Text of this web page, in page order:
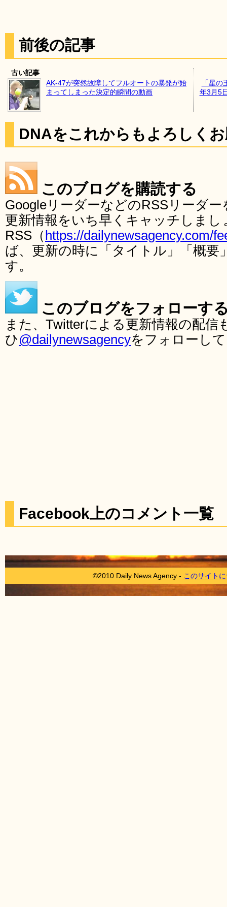
前後の記事
古い記事
AK-47が突然故障してフルオートの暴発が始
まってしまった決定的瞬間の動画
「星
年3月5
DNAをこれからもよろしく
このブログを購読する
GoogleリーダーなどのRSSリーダ
更新情報をいち早くキャッチしま
RSS（ https://dailynewsagency.com/
ば、更新の時に「タイトル」「概要
す。
このブログをフォローす
また、Twitterによる更新情報の配
ひ@dailynewsagencyをフォローし
Facebook上のコメント一覧
©2010 Daily News Agency - このサイト